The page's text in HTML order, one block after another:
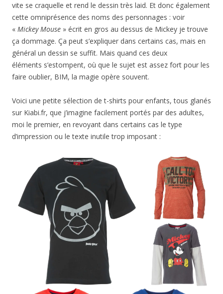
vite se craquelle et rend le dessin très laid. Et donc également
cette omniprésence des noms des personnages : voir
« Mickey Mouse » écrit en gros au dessus de Mickey je trouve
ça dommage. Ça peut s’expliquer dans certains cas, mais en
général un dessin se suffit. Mais quand ces deux
éléments s’estompent, où que le sujet est assez fort pour les
faire oublier, BIM, la magie opère souvent.
Voici une petite sélection de t-shirts pour enfants, tous glanés
sur Kiabi.fr, que j’imagine facilement portés par des adultes,
moi le premier, en revoyant dans certains cas le type
d’impression ou le texte inutile trop imposant :